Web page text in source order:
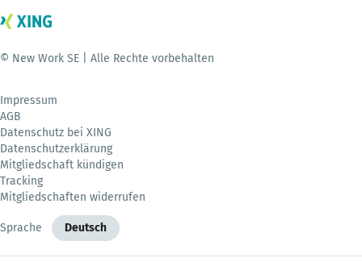
© New Work SE | Alle Rechte vorbehalten
Impressum
AGB
Datenschutz bei XING
Datenschutzerklärung
Mitgliedschaft kündigen
Tracking
Mitgliedschaften widerrufen
Sprache Deutsch